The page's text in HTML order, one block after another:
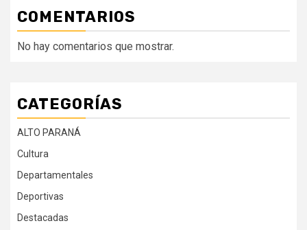
COMENTARIOS
No hay comentarios que mostrar.
CATEGORÍAS
ALTO PARANÁ
Cultura
Departamentales
Deportivas
Destacadas